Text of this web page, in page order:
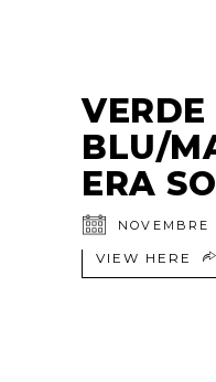
BLU/
ERA
NOVEMBRE
VIEW HERE